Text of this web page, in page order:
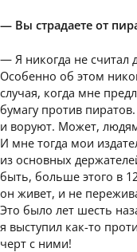
— Вы страдаете от
— Я никогда не считал
Особенно об этом
случая, когда мне
бумагу против
и воруют. Может,
И мне тогда мои
из основных
быть, больше этого в
он живет, и не
Это было лет шесть
я выступил как-то
черт с ними!